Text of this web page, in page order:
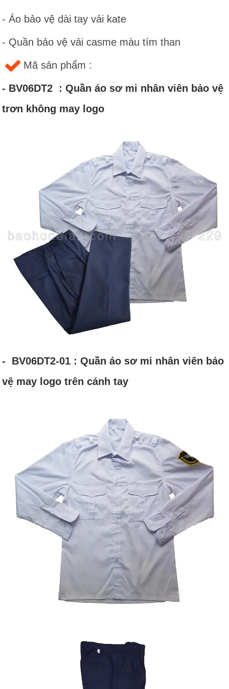
- Áo bảo vệ dài tay vải kate
- Quần bảo vệ vải casme màu tím than
Mã sản phẩm :
- BV06DT2 : Quần áo sơ mi nhân viên bảo vệ
trơn không may logo
- BV06DT2-01 : Quần áo sơ mi nhân viên bảo
vệ may logo trên cánh tay